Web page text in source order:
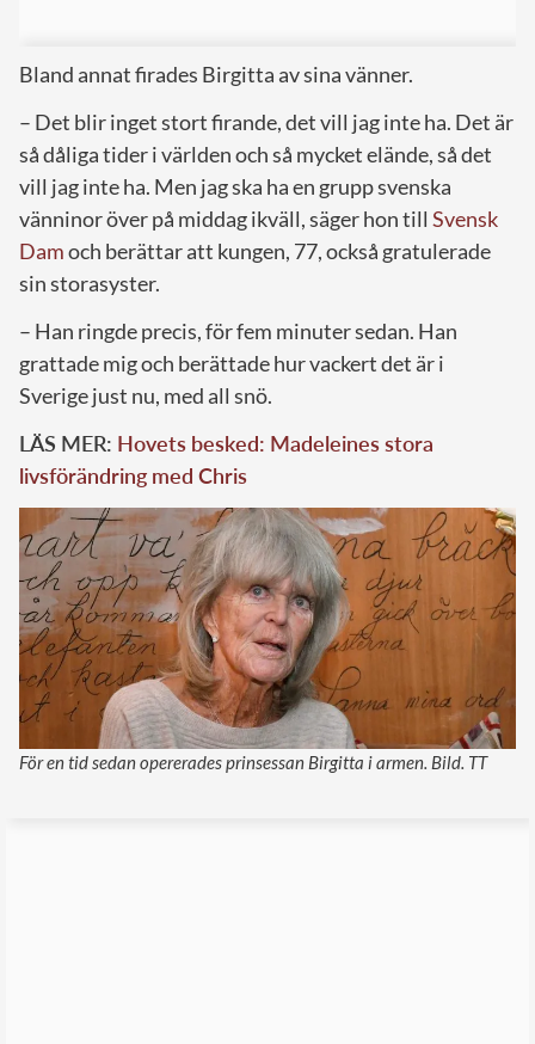
Bland annat firades Birgitta av sina vänner.
– Det blir inget stort firande, det vill jag inte ha. Det är
så dåliga tider i världen och så mycket elände, så det
vill jag inte ha. Men jag ska ha en grupp svenska
vänninor över på middag ikväll, säger hon till Svensk
Damoch berättar att kungen, 77, också gratulerade
sin storasyster.
– Han ringde precis, för fem minuter sedan. Han
grattade mig och berättade hur vackert det är i
Sverige just nu, med all snö.
LÄS MER: Hovets besked: Madeleines stora
livsförändring med Chris
För en tid sedan opererades prinsessan Birgitta i armen. Bild. TT